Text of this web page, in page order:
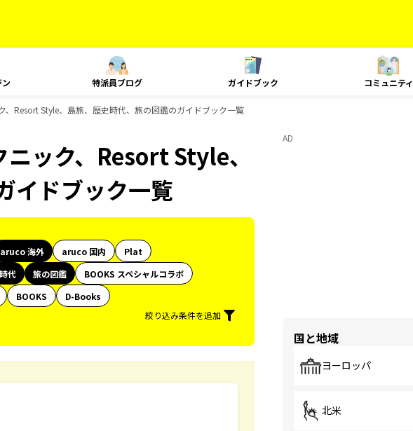
ン 特派員ブログ ガイドブック コミュニティ
Resort Style、島旅、歴史時代、旅の図鑑のガイドブック一覧
ック、Resort Style、
イドブック一覧
aruco 海外 aruco 国内
Plat
代 旅の図鑑
BOOKS スペシャルコラボ
BOOKS
D-Books
絞り込み条件を追加
AD
国と地域
ヨーロッパ
北米